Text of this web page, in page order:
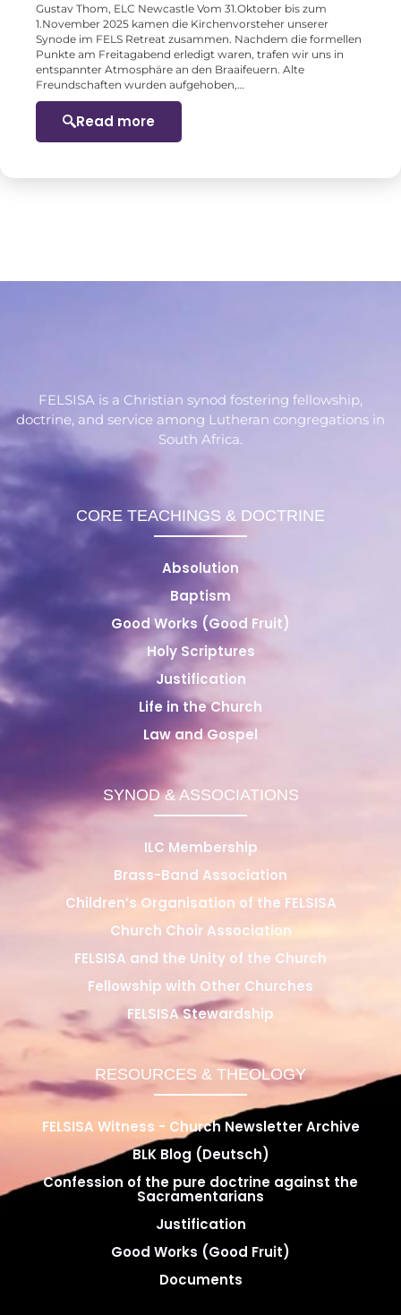
Gustav Thom, ELC Newcastle Vom 31.Oktober bis zum
1.November 2025 kamen die Kirchenvorsteher unserer
Synode im FELS Retreat zusammen. Nachdem die formellen
Punkte am Freitagabend erledigt waren, trafen wir uns in
entspannter Atmosphäre an den Braaifeuern. Alte
Freundschaften wurden aufgehoben,…
Read more
FELSISA is a Christian synod fostering fellowship,
doctrine, and service among Lutheran congregations in
South Africa.
CORE TEACHINGS & DOCTRINE
Absolution
Baptism
Good Works (Good Fruit)
Holy Scriptures
Justification
Life in the Church
Law and Gospel
SYNOD & ASSOCIATIONS
ILC Membership
Brass-Band Association
Children’s Organisation of the FELSISA
Church Choir Association
FELSISA and the Unity of the Church
Fellowship with Other Churches
FELSISA Stewardship
RESOURCES & THEOLOGY
FELSISA Witness - Church Newsletter Archive
BLK Blog (Deutsch)
Confession of the pure doctrine against the
Sacramentarians
Justification
Good Works (Good Fruit)
Documents